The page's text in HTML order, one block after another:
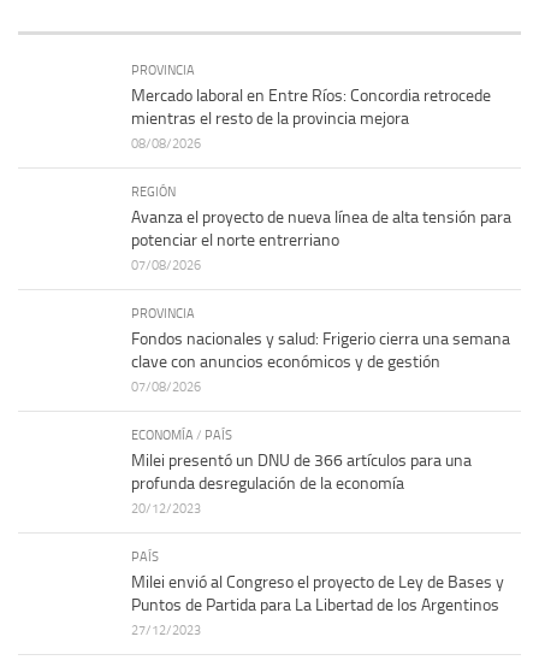
PROVINCIA
Mercado laboral en Entre Ríos: Concordia retrocede
mientras el resto de la provincia mejora
08/08/2026
REGIÓN
Avanza el proyecto de nueva línea de alta tensión para
potenciar el norte entrerriano
07/08/2026
PROVINCIA
Fondos nacionales y salud: Frigerio cierra una semana
clave con anuncios económicos y de gestión
07/08/2026
ECONOMÍA / PAÍS
Milei presentó un DNU de 366 artículos para una
profunda desregulación de la economía
20/12/2023
PAÍS
Milei envió al Congreso el proyecto de Ley de Bases y
Puntos de Partida para La Libertad de los Argentinos
27/12/2023